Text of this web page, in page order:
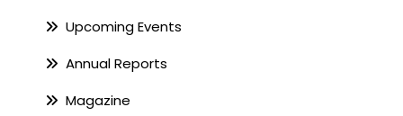
Upcoming Events
Annual Reports
Magazine